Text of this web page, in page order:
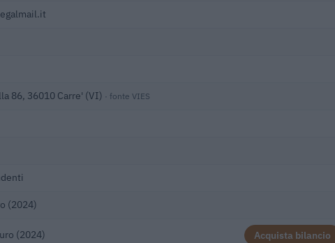
86, 36010 Carre' (VI) · fonte VIES
(2024)
(2024) Acquista bilancio